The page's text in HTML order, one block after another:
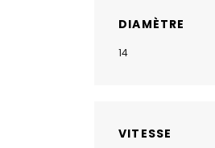
DIAMÈTRE
14
VITESSE